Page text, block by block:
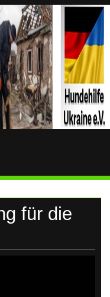
für die